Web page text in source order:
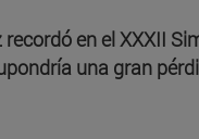
en el XXXII
una gran